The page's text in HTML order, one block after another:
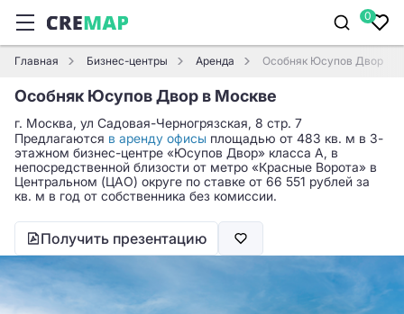
0
Главная Бизнес-центры Аренда Особняк Юсупов Двор
Особняк Юсупов Двор в Москве
г. Москва, ул Садовая-Черногрязская, 8 стр. 7
Предлагаются в аренду офисы площадью от 483 кв. м в 3-
этажном бизнес-центре «Юсупов Двор» класса A, в
непосредственной близости от метро «Красные Ворота» в
Центральном (ЦАО) округе по ставке от 66 551 рублей за
кв. м в год от собственника без комиссии.
Получить презентацию